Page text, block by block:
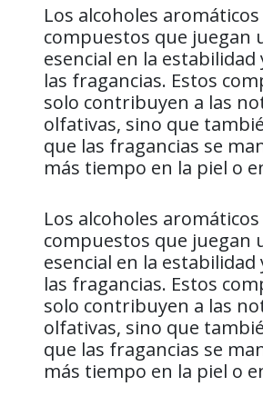
Los alcoholes
compuestos que juegan
esencial en la estabilidad
las fragancias. Estos
solo contribuyen a las
olfativas, sino que
que las fragancias se
más tiempo en la piel o
Los alcoholes
compuestos que juegan
esencial en la estabilidad
las fragancias. Estos
solo contribuyen a las
olfativas, sino que
que las fragancias se
más tiempo en la piel o